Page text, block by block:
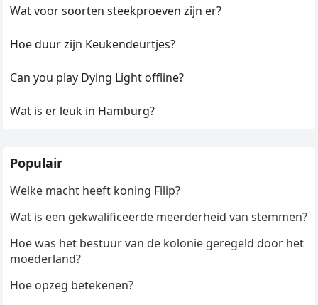
Wat voor soorten steekproeven zijn er?
Hoe duur zijn Keukendeurtjes?
Can you play Dying Light offline?
Wat is er leuk in Hamburg?
Populair
Welke macht heeft koning Filip?
Wat is een gekwalificeerde meerderheid van stemmen?
Hoe was het bestuur van de kolonie geregeld door het
moederland?
Hoe opzeg betekenen?